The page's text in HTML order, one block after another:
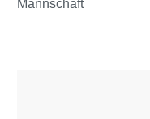
Mannschaft